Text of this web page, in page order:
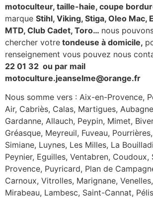
motoculteur, taille-haie, coupe
marque Stihl, Viking, Stiga, Oleo Mac,
MTD, Club Cadet, Toro… nous
chercher votre tondeuse à domicile,
renseignement vous pouvez nous
22 01 32 ou par mail
motoculture.jeanselme@orange.fr
Nous somme vers : Aix-en-Provence,
Air, Cabriès, Calas, Martigues,
Gardanne, Allauch, Peypin, Mimet,
Gréasque, Meyreuil, Fuveau,
Simiane, Luynes, Les Milles, La
Peynier, Eguilles, Ventabren, Coudoux,
Provence, Puyricard, Plan de
Carnoux, Vitrolles, Marignane,
Mirabeau, Lambesc, Saint-Cannat,